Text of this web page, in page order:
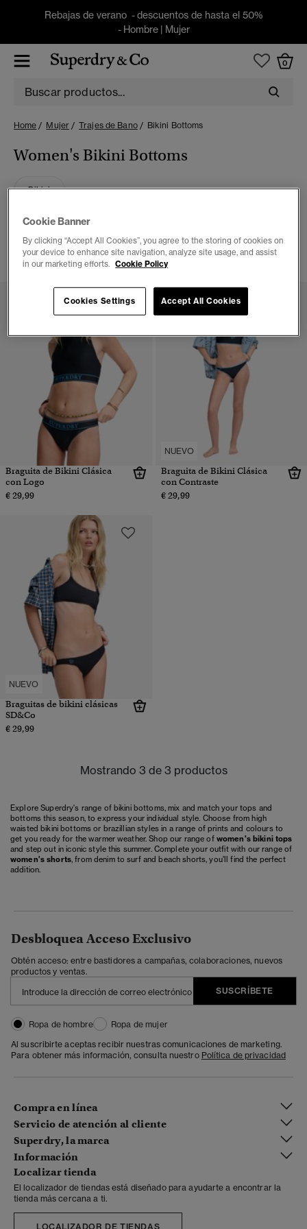
Rebajas de verano - descuentos de hasta el 50%
- Hombre| Mujer
0
Home Mujer Trajes de Bano Bikini Bottoms
Women's Bikini Bottoms
Bikini
FILTRAR Y ORDENAR
Braguita de Bikini Clásica
con Logo
€ 29,99
NUEVO
Braguita de Bikini Clásica
con Contraste
€ 29,99
NUEVO
Braguitas de bikini clásicas
SD&Co
€ 29,99
Mostrando 3 de 3 productos
Explore Superdry's range of bikini bottoms, mix and match your tops and
bottoms this season, to express your individual style. Choose from high
waisted bikini bottoms or brazillian styles in a range of prints and colours to
get you ready for the warmer weather. Shop our range of women's bikini tops
and step out in iconic style this summer. Complete your outfit with our range of
women's shorts, from denim to surf and beach shorts, you'll find the perfect
addition.
Desbloquea Acceso Exclusivo
Obtén acceso: entre bastidores a campañas, colaboraciones, nuevos
productos y ventas.
SUSCRÍBETE
Ropa de hombre
Ropa de mujer
Al suscribirte aceptas recibir nuestras comunicaciones de marketing.
Para obtener más información, consulta nuestro Política de privacidad
Compra en línea
Servicio de atención al cliente
Superdry, la marca
Información
Localizar tienda
El localizador de tiendas está diseñado para ayudarte a encontrar la
tienda más cercana a ti.
LOCALIZADOR DE TIENDAS
Cookie Banner
By clicking “Accept All Cookies”, you agree to the storing of cookies on
your device to enhance site navigation, analyze site usage, and assist
in our marketing efforts. Cookie Policy
Accept All Cookies
Cookies Settings